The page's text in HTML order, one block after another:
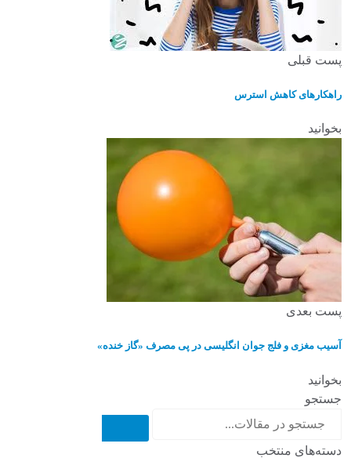
پست قبلی
راهکارهای کاهش استرس
بخوانید
پست بعدی
آسیب مغزی و فلج جوان انگلیسی در پی مصرف «گاز خنده»
بخوانید
جستجو
دسته‌های منتخب